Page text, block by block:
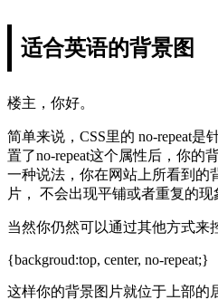
适合英语的背景图
楼主，你好。
简单来说，CSS里的 no-repeat
置了no-repeat这个属性后，你的
一种说法，你在网站上所看到的
片， 不会出现平铺或者重复的现
当然你仍然可以通过其他方式来
{backgroud:top, center, no-repeat;}
这样你的背景图片就位于上部的